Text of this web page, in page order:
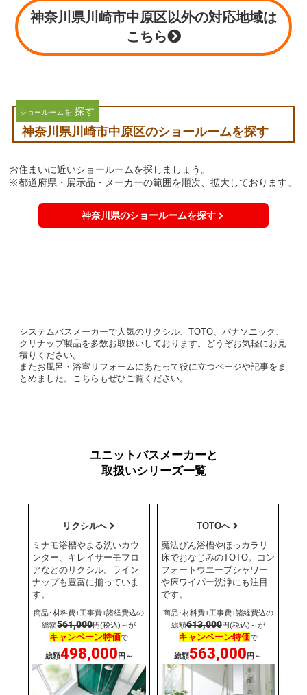
神奈川県川崎市中原区以外の対応地域は
こちら
ショールームを 探す
神奈川県川崎市中原区のショールームを探す
お住まいに近いショールームを探しましょう。
※都道府県・展示品・メーカーの範囲を順次、拡大しております。
神奈川県のショールームを探す
システムバスメーカーで人気のリクシル、TOTO、パナソニック、
クリナップ製品を多数お取扱いしております。どうぞお気軽にお見
積りください。
またお風呂・浴室リフォームにあたって役に立つページや記事をま
とめました。こちらもぜひご覧ください。
ユニットバスメーカーと
取扱いシリーズ一覧
リクシルへ
ミナモ浴槽やまる洗いカウ
ンター、キレイサーモフロ
アなどのリクシル。ライン
ナップも豊富に揃っていま
す。
商品･材料費+工事費+諸経費込の
総額561,000円(税込)～が
キャンペーン特価で
総額498,000 円～
TOTOへ
魔法びん浴槽やほっカラリ
床でおなじみのTOTO。コン
フォートウエーブシャワー
や床ワイパー洗浄にも注目
です。
商品･材料費+工事費+諸経費込の
総額613,000円(税込)～が
キャンペーン特価で
総額563,000 円～